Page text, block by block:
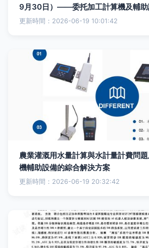
9月30日）——委托加工計算機及輔助
更新時間：2026-06-19 10:01:42
農業灌溉用水量計算與水計量計費問
機輔助設備的綜合解決方案
更新時間：2026-06-19 20:32:42